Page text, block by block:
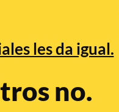
les da igual.
no.
Especial